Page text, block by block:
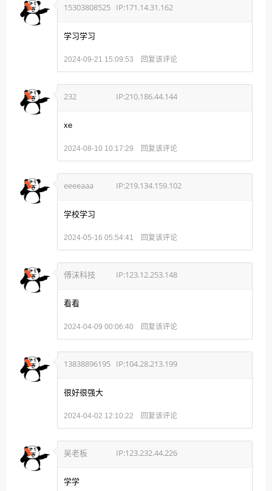
15303808525 IP:171.14.31.162
学习学习
2024-09-21 15:09:53 回复该评论
232 IP:210.186.44.144
xe
2024-08-10 10:17:29 回复该评论
eeeeaaa IP:219.134.159.102
学校学习
2024-05-16 05:54:41 回复该评论
傅沫科技 IP:123.12.253.148
看看
2024-04-09 00:06:40 回复该评论
13838896195 IP:104.28.213.199
很好很强大
2024-04-02 12:10:22 回复该评论
吴老板 IP:123.232.44.226
学学